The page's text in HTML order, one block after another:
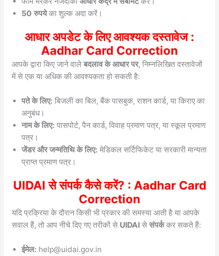
50 रुपयेका शुल्क अदा करें।
आधार अपडेट के लिए आवश्यक दस्तावेज :
Aadhar Card Correction
आपके द्वारा किए जाने वाले बदलाव के आधार पर, निम्नलिखित दस्तावेजों
में से एक या अधिक की आवश्यकता हो सकती है:
पते के लिए: बिजली का बिल, बैंक पासबुक, राशन कार्ड, या किराए का
अनुबंध।
नाम के लिए: पासपोर्ट, पैन कार्ड, विवाह प्रमाण पत्र, या स्कूल प्रमाण
पत्र।
जेंडर और जन्मतिथि के लिए: मेडिकल सर्टिफिकेट या सरकारी मान्यता
प्राप्त प्रमाण पत्र।
UIDAI से संपर्क कैसे करें? : Aadhar Card
Correction
यदि प्रक्रिया के दौरान किसी भी प्रकार की समस्या आती है या आपके
सवाल हैं, तो आप नीचे दिए गए तरीकों से UIDAI से संपर्ककर सकते हैं:
ईमेल: help@uidai.gov.in